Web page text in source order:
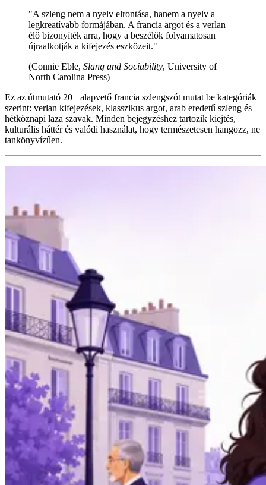
"A szleng nem a nyelv elrontása, hanem a nyelv a
legkreatívabb formájában. A francia argot és a verlan
élő bizonyíték arra, hogy a beszélők folyamatosan
újraalkotják a kifejezés eszközeit."
(Connie Eble, Slang and Sociability, University of
North Carolina Press)
Ez az útmutató 20+ alapvető francia szlengszót mutat be kategóriák
szerint: verlan kifejezések, klasszikus argot, arab eredetű szleng és
hétköznapi laza szavak. Minden bejegyzéshez tartozik kiejtés,
kulturális háttér és valódi használat, hogy természetesen hangozz, ne
tankönyvízűen.